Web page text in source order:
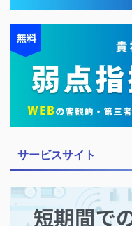
サービスサイト